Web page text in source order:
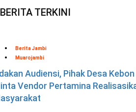
BERITA TERKINI
Berita Jambi
Muarojambi
Audiensi, Pihak Desa
Vendor Pertamina